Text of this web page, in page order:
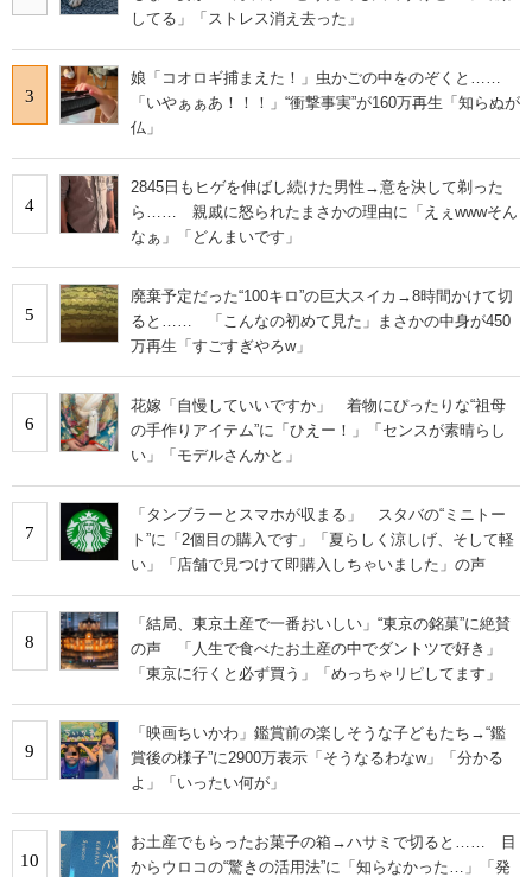
してる」「ストレス消え去った」
3
娘「コオロギ捕まえた！」虫かごの中をのぞくと……
「いやぁぁあ！！！」“衝撃事実”が160万再生「知らぬが
仏」
4
2845日もヒゲを伸ばし続けた男性→意を決して剃った
ら…… 親戚に怒られたまさかの理由に「えぇwwwそん
なぁ」「どんまいです」
5
廃棄予定だった“100キロ”の巨大スイカ→8時間かけて切
ると…… 「こんなの初めて見た」まさかの中身が450
万再生「すごすぎやろw」
6
花嫁「自慢していいですか」 着物にぴったりな“祖母
の手作りアイテム”に「ひえー！」「センスが素晴らし
い」「モデルさんかと」
7
「タンブラーとスマホが収まる」 スタバの“ミニトー
ト”に「2個目の購入です」「夏らしく涼しげ、そして軽
い」「店舗で見つけて即購入しちゃいました」の声
8
「結局、東京土産で一番おいしい」“東京の銘菓”に絶賛
の声 「人生で食べたお土産の中でダントツで好き」
「東京に行くと必ず買う」「めっちゃリピしてます」
9
「映画ちいかわ」鑑賞前の楽しそうな子どもたち→“鑑
賞後の様子”に2900万表示「そうなるわなw」「分かる
よ」「いったい何が」
10
お土産でもらったお菓子の箱→ハサミで切ると…… 目
からウロコの“驚きの活用法”に「知らなかった…」「発